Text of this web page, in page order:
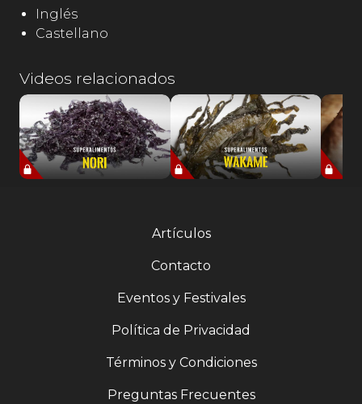
apreciada. Recetas: - Ensalada de espárragos -
Espárragos salteados con aliño de naranja.
Inglés
Castellano
Videos relacionados
Artículos
Contacto
Eventos y Festivales
Política de Privacidad
Términos y Condiciones
Preguntas Frecuentes